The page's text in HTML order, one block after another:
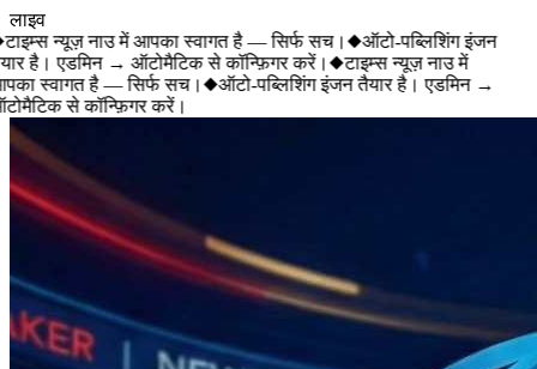
लाइव
टाइम्स न्यूज़ नाउ में आपका स्वागत है — सिर्फ सच।◆ऑटो-पब्लिशिंग इंजन
है। एडमिन → ऑटोमैटिक से कॉन्फ़िगर करें।◆टाइम्स न्यूज़ नाउ में
स्वागत है — सिर्फ सच।◆ऑटो-पब्लिशिंग इंजन तैयार है। एडमिन →
से कॉन्फ़िगर करें।